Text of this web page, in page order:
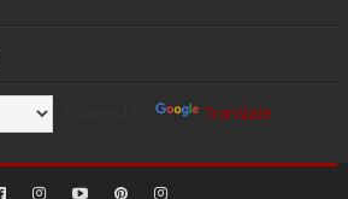
Translate